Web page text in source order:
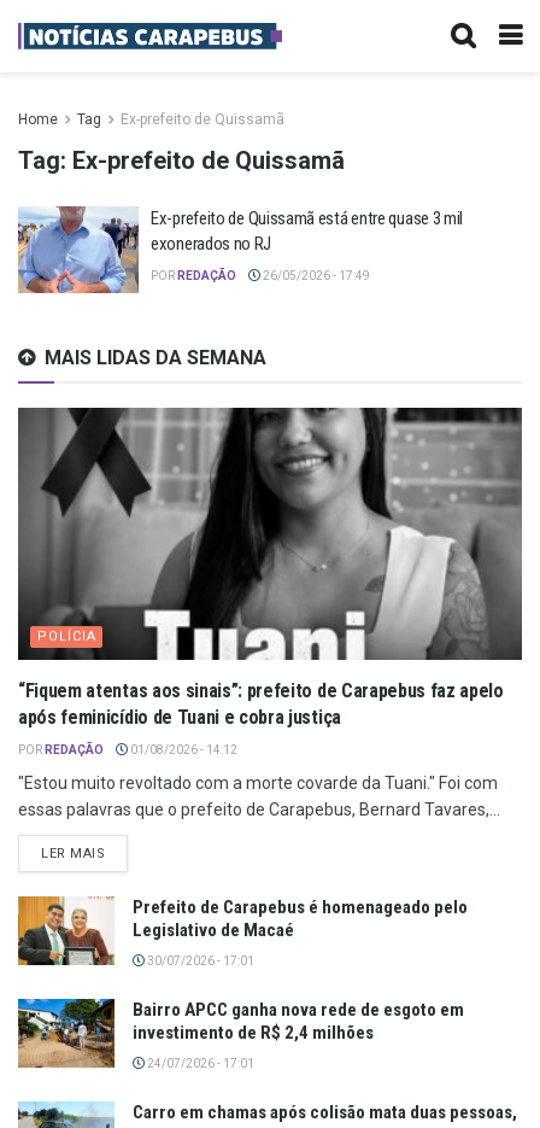
Home Tag Ex-prefeito de Quissamã
Tag: Ex-prefeito de Quissamã
Ex-prefeito de Quissamã está entre quase 3 mil
exonerados no RJ
POR REDAÇÃO 26/05/2026 - 17:49
MAIS LIDAS DA SEMANA
POLÍCIA
“Fiquem atentas aos sinais”: prefeito de Carapebus faz apelo
após feminicídio de Tuani e cobra justiça
POR REDAÇÃO 01/08/2026 - 14:12
"Estou muito revoltado com a morte covarde da Tuani." Foi com
essas palavras que o prefeito de Carapebus, Bernard Tavares,...
LER MAIS
Prefeito de Carapebus é homenageado pelo
Legislativo de Macaé
30/07/2026 - 17:01
Bairro APCC ganha nova rede de esgoto em
investimento de R$ 2,4 milhões
24/07/2026 - 17:01
Carro em chamas após colisão mata duas pessoas,